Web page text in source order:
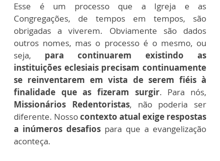
Esse é um processo que a Igreja e as
Congregações, de tempos em tempos, são
obrigadas a viverem. Obviamente são dados
outros nomes, mas o processo é o mesmo, ou
seja, para continuarem existindo as
instituições eclesiais precisam continuamente
se reinventarem em vista de serem fiéis à
finalidade que as fizeram surgir. Para nós,
Missionários Redentoristas, não poderia ser
diferente. Nossocontexto atual exige respostas
a inúmeros desafios para que a evangelização
aconteça.